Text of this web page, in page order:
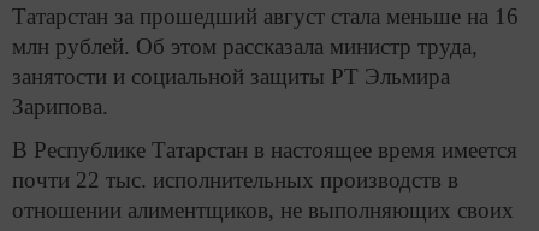
Татарстан за прошедший август стала меньше на 16
млн рублей. Об этом рассказала министр труда,
занятости и социальной защиты РТ Эльмира
Зарипова.
В Республике Татарстан в настоящее время имеется
почти 22 тыс. исполнительных производств в
отношении алиментщиков, не выполняющих своих